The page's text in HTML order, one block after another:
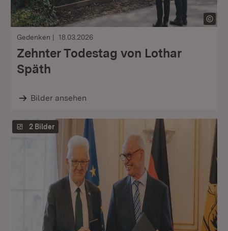
Gedenken 18.03.2026
Zehnter Todestag von Lothar
Späth
Bilder ansehen
2 Bilder